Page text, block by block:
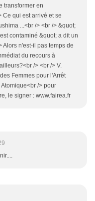
transformer en
Ce qui est arrivé et se
...<br /> <br /> &quot;
contaminé &quot; a dit un
Alors n'est-il pas temps de
du recours à
/> <br /> V.
Femmes pour l'Arrêt
/> pour
le signer : www.fairea.fr